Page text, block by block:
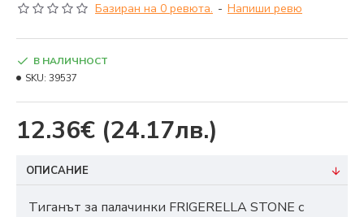
Базиран на 0 ревюта. - Напиши ревю
12.36€ (24.17лв.)
В НАЛИЧНОСТ
SKU: 39537
ОПИСАНИЕ
Тиганът за палачинки FRIGERELLA STONE с